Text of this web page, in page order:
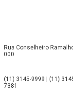
Rua Conselheiro
000
(11) 3145-9999 | (11)
7381